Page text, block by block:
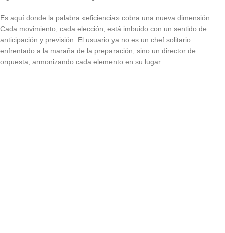
Es aquí donde la palabra «eficiencia» cobra una nueva dimensión.
Cada movimiento, cada elección, está imbuido con un sentido de
anticipación y previsión. El usuario ya no es un chef solitario
enfrentado a la maraña de la preparación, sino un director de
orquesta, armonizando cada elemento en su lugar.